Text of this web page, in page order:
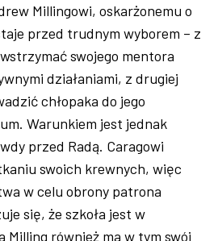
Millingowi, oskarżonemu o
przed trudnym wyborem – z
swojego mentora
działaniami, z drugiej
chłopaka do jego
Warunkiem jest jednak
przed Radą. Caragowi
swoich krewnych, więc
w celu obrony patrona
się, że szkoła jest w
Milling również ma w tym swój